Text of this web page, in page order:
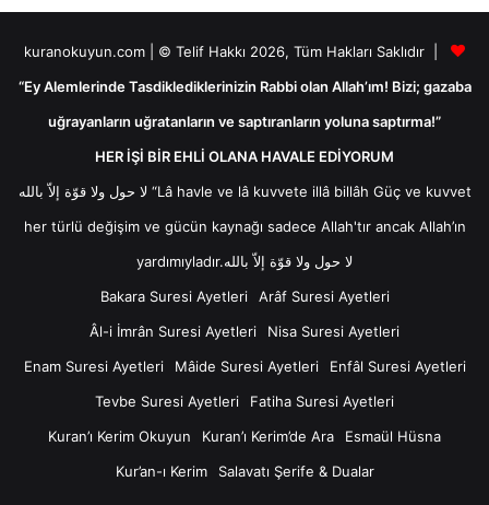
kuranokuyun.com | © Telif Hakkı 2026, Tüm Hakları Saklıdır |
“Ey Alemlerinde Tasdiklediklerinizin Rabbi olan Allah’ım! Bizi; gazaba
uğrayanların uğratanların ve saptıranların yoluna saptırma!”
HER İŞİ BİR EHLİ OLANA HAVALE EDİYORUM
لا حول ولا قوّة إلاّ بالله “Lâ havle ve lâ kuvvete illâ billâh Güç ve kuvvet
her türlü değişim ve gücün kaynağı sadece Allah'tır ancak Allah’ın
yardımıyladır.لا حول ولا قوّة إلاّ بالله
Bakara Suresi Ayetleri
Arâf Suresi Ayetleri
Âl-i İmrân Suresi Ayetleri
Nisa Suresi Ayetleri
Enam Suresi Ayetleri
Mâide Suresi Ayetleri
Enfâl Suresi Ayetleri
Tevbe Suresi Ayetleri
Fatiha Suresi Ayetleri
Kuran’ı Kerim Okuyun
Kuran’ı Kerim’de Ara
Esmaül Hüsna
Kur’an-ı Kerim
Salavatı Şerife & Dualar